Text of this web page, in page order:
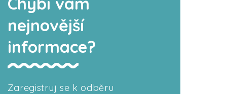
nejnovější
informace?
Zaregistruj se k odběru